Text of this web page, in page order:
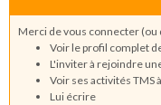
Merci de vous connecter
Voir le profil complet
L'inviter à rejoindre
Voir ses activités TMS
Lui écrire